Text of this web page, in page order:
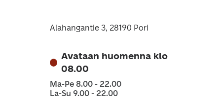
Alahangantie 3, 28190 Pori
Avataan huomenna klo
08.00
Ma-Pe 8.00 - 22.00
La-Su 9.00 - 22.00